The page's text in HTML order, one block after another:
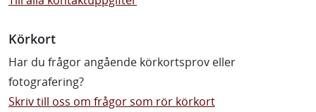
Körkort
Har du frågor angående körkortsprov eller
fotografering?
Skriv till oss om frågor som rör körkort